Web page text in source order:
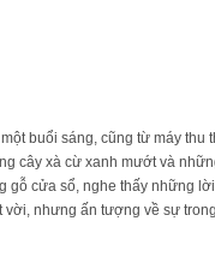
buổi sáng, cũng từ máy thu
cây xà cừ xanh mướt và
gỗ cửa sổ, nghe thấy những
nhưng ấn tượng về sự